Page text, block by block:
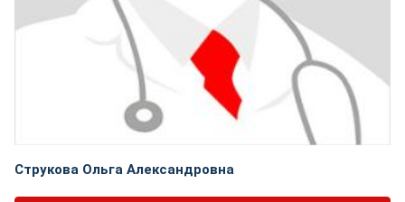
Струкова Ольга Александровна